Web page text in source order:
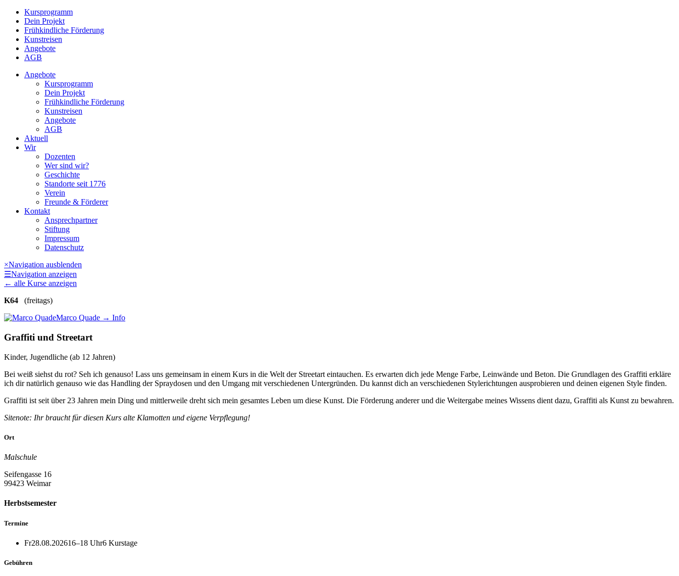
Kursprogramm
Dein Projekt
Frühkindliche Förderung
Kunstreisen
Angebote
AGB
Angebote
Kursprogramm
Dein Projekt
Frühkindliche Förderung
Kunstreisen
Angebote
AGB
Aktuell
Wir
Dozenten
Wer sind wir?
Geschichte
Standorte seit 1776
Verein
Freunde & Förderer
Kontakt
Ansprechpartner
Stiftung
Impressum
Datenschutz
×Navigation ausblenden
☰Navigation anzeigen
← alle Kurse anzeigen
K64
(freitags)
Marco Quade → Info
Graffiti und Streetart
Kinder, Jugendliche (ab 12 Jahren)
Bei weiß siehst du rot? Seh ich genauso! Lass uns gemeinsam in einem Kurs in die Welt der Streetart eintauchen. Es erwarten dich jede Menge Farbe, Leinwände und Beton. Die Grundlagen des Graffiti erkläre
ich dir natürlich genauso wie das Handling der Spraydosen und den Umgang mit verschiedenen Untergründen. Du kannst dich an verschiedenen Stylerichtungen ausprobieren und deinen eigenen Style finden.
Graffiti ist seit über 23 Jahren mein Ding und mittlerweile dreht sich mein gesamtes Leben um diese Kunst. Die Förderung anderer und die Weitergabe meines Wissens dient dazu, Graffiti als Kunst zu bewahren.
Sitenote: Ihr braucht für diesen Kurs alte Klamotten und eigene Verpflegung!
Ort
Malschule
Seifengasse 16
99423 Weimar
Herbstsemester
Termine
Fr28.08.202616–18 Uhr6 Kurstage
Gebühren